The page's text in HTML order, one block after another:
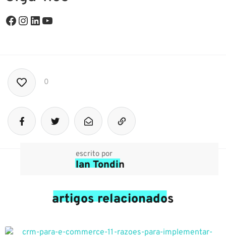
0
escrito por
Ian Tondin
artigos relacionados